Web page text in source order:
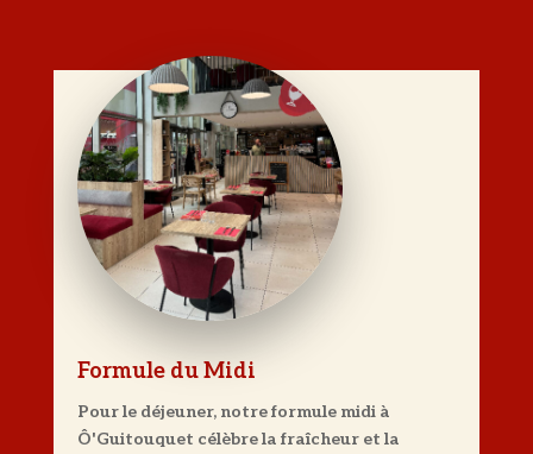
Formule du Midi
Pour le déjeuner, notre formule midi à
Ô'Guitouquet célèbre la fraîcheur et la